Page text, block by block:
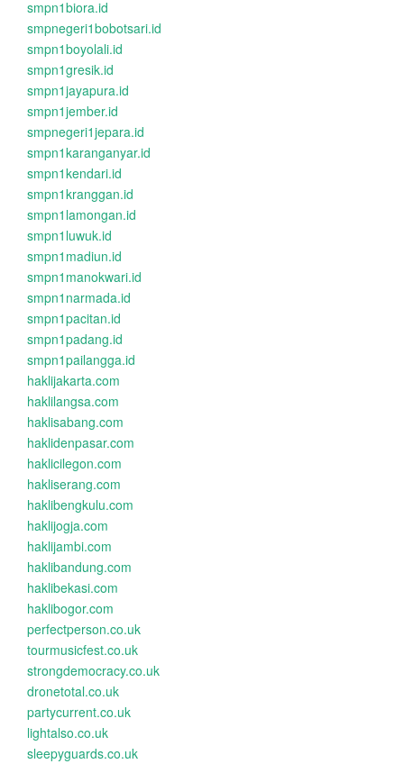
smpn1biora.id
smpnegeri1bobotsari.id
smpn1boyolali.id
smpn1gresik.id
smpn1jayapura.id
smpn1jember.id
smpnegeri1jepara.id
smpn1karanganyar.id
smpn1kendari.id
smpn1kranggan.id
smpn1lamongan.id
smpn1luwuk.id
smpn1madiun.id
smpn1manokwari.id
smpn1narmada.id
smpn1pacitan.id
smpn1padang.id
smpn1pailangga.id
haklijakarta.com
haklilangsa.com
haklisabang.com
haklidenpasar.com
haklicilegon.com
hakliserang.com
haklibengkulu.com
haklijogja.com
haklijambi.com
haklibandung.com
haklibekasi.com
haklibogor.com
perfectperson.co.uk
tourmusicfest.co.uk
strongdemocracy.co.uk
dronetotal.co.uk
partycurrent.co.uk
lightalso.co.uk
sleepyguards.co.uk